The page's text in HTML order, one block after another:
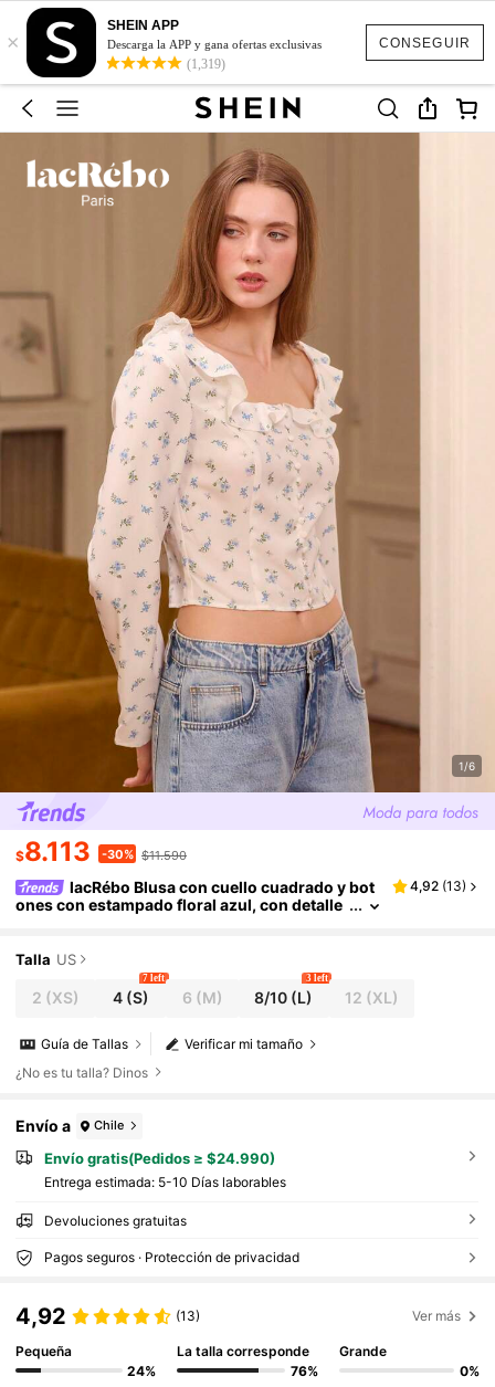
CONSEGUIR
×
SHEIN APP
Descarga la APP y gana ofertas exclusivas
(1,319)
1/6
$8.113 -30% $11.590
lacRébo Blusa con cuello cuadrado y bot
ones con estampado floral azul, con detalle
para primavera
4,92 (13)
Talla US
2 (XS) 4(S)
7 left
6 (M) 8/10 (L)
3 left
12 (XL)
Verificar mi tamaño
Guía de Tallas
¿No es tu talla? Dinos
Envío a Chile
Envío gratis(Pedidos ≥ $24.990)
Entrega estimada: 5-10 Días laborables
Devoluciones gratuitas
Pagos seguros · Protección de privacidad
4,92 (13) Ver más
Pequeña
24%
La talla corresponde
76%
Grande
0%